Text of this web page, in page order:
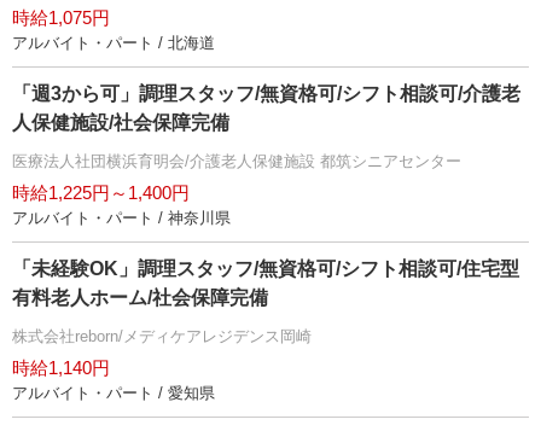
時給1,075円
アルバイト・パート / 北海道
「週3から可」調理スタッフ/無資格可/シフト相談可/介護老
人保健施設/社会保障完備
医療法人社団横浜育明会/介護老人保健施設 都筑シニアセンター
時給1,225円～1,400円
アルバイト・パート / 神奈川県
「未経験OK」調理スタッフ/無資格可/シフト相談可/住宅型
有料老人ホーム/社会保障完備
株式会社reborn/メディケアレジデンス岡崎
時給1,140円
アルバイト・パート / 愛知県